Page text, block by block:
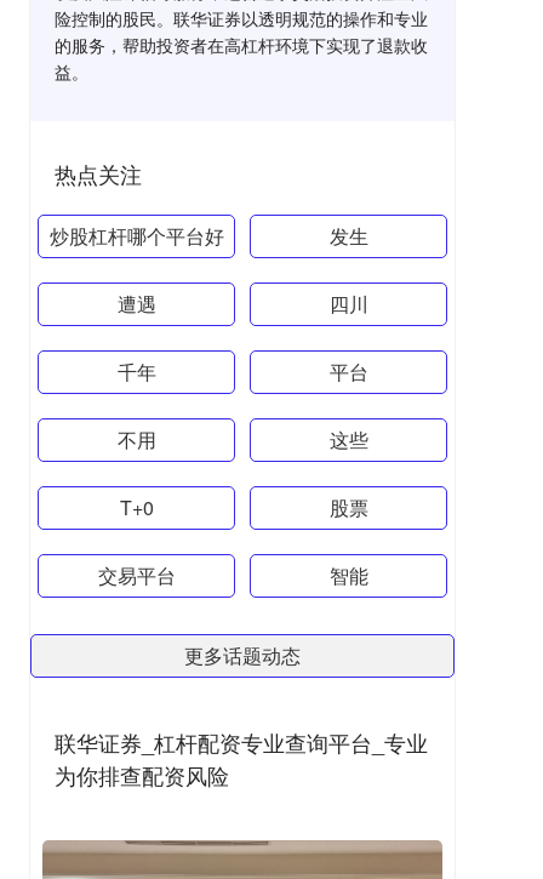
险控制的股民。联华证券以透明规范的操作和专业
的服务，帮助投资者在高杠杆环境下实现了退款收
益。
热点关注
炒股杠杆哪个平台好 发生
遭遇 四川
千年 平台
不用 这些
T+0 股票
交易平台 智能
更多话题动态
联华证券_杠杆配资专业查询平台_专业
为你排查配资风险